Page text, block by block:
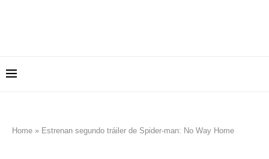
Home » Estrenan segundo tráiler de Spider-man: No Way Home